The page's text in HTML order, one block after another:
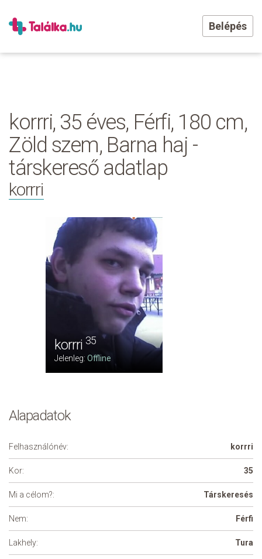
Belépés
korrri, 35 éves, Férfi, 180 cm,
Zöld szem, Barna haj -
társkereső adatlap
korrri
korrri 35
Jelenleg: Offline
Alapadatok
Felhasználónév: korrri
Kor: 35
Mi a célom?: Társkeresés
Nem: Férfi
Lakhely: Tura